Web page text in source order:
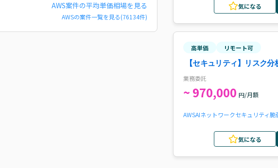
AWS案件の平均単価相場を見る
AWSの案件一覧を見る(76134件)
気になる
高単価 リモート可
【セキュリティ】リスク
業務委託
~ 970,000 円/月額
AWSAIネットワークセキュリティ脆
気になる